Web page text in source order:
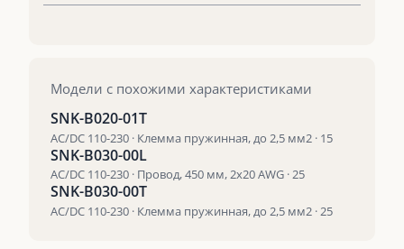
Модели с похожими характеристиками
SNK-B020-01T
AC/DC 110-230 · Клемма пружинная, до 2,5 мм2 · 15
SNK-B030-00L
AC/DC 110-230 · Провод, 450 мм, 2х20 AWG · 25
SNK-B030-00T
AC/DC 110-230 · Клемма пружинная, до 2,5 мм2 · 25